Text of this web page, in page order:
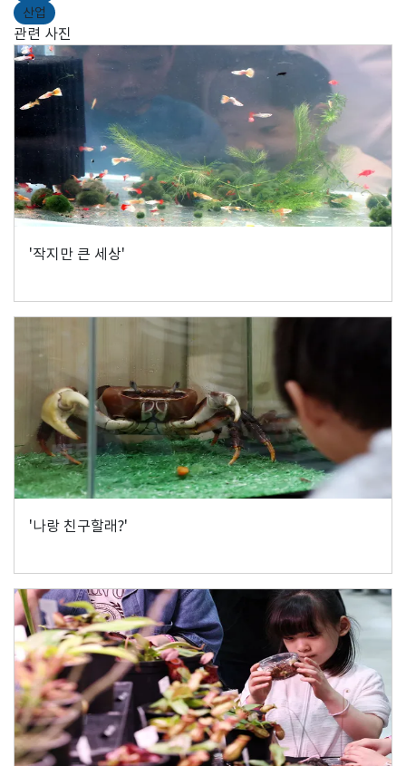
산업
관련 사진
'작지만 큰 세상'
'나랑 친구할래?'